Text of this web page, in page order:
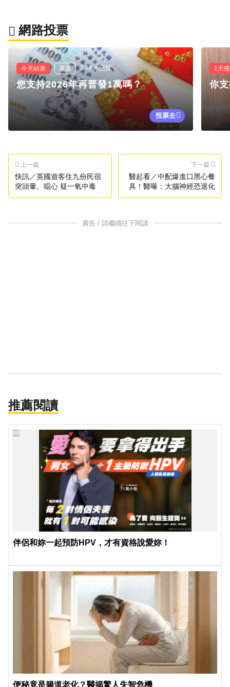
網路投票
今天結束 單選 3.6K人已投
您支持2026年再普發1萬嗎？
投票去
1天
你
上一篇
快訊／英國遊客住九份民宿
突頭暈、噁心 疑一氧中毒
下一篇
醫起看／中配爆進口黑心餐
具！醫曝：大腦神經恐退化
廣告 / 請繼續往下閱讀
推薦閱讀
伴侶和妳一起預防HPV，才有資格說愛妳！
PR
便秘竟是腸道老化？醫揭驚人失智危機